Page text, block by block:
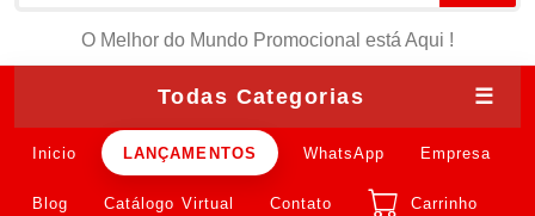
O Melhor do Mundo Promocional está Aqui !
Todas Categorias ☰
Inicio LANÇAMENTOS WhatsApp Empresa
Blog Catálogo Virtual Contato Carrinho